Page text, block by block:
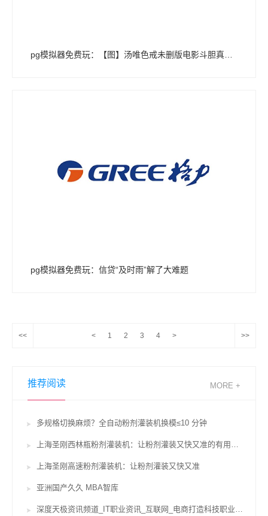
pg模拟器免费玩：【图】汤唯色戒未删版电影斗胆真空上阵
pg模拟器免费玩：信贷“及时雨”解了大难题
<< < 1 2 3 4 > >>
推荐阅读 MORE +
多规格切换麻烦？全自动粉剂灌装机换模≤10 分钟
上海圣刚高速粉剂灌装机：让粉剂灌装又快又准
亚洲国产久久 MBA智库